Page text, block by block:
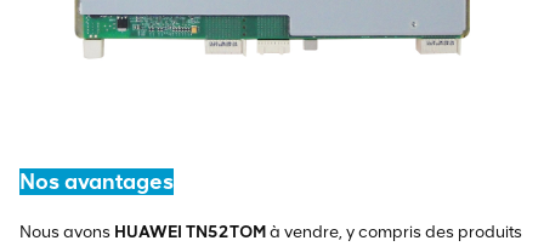
Nos avantages
Nous avons HUAWEI TN52TOMà vendre, y compris des produits